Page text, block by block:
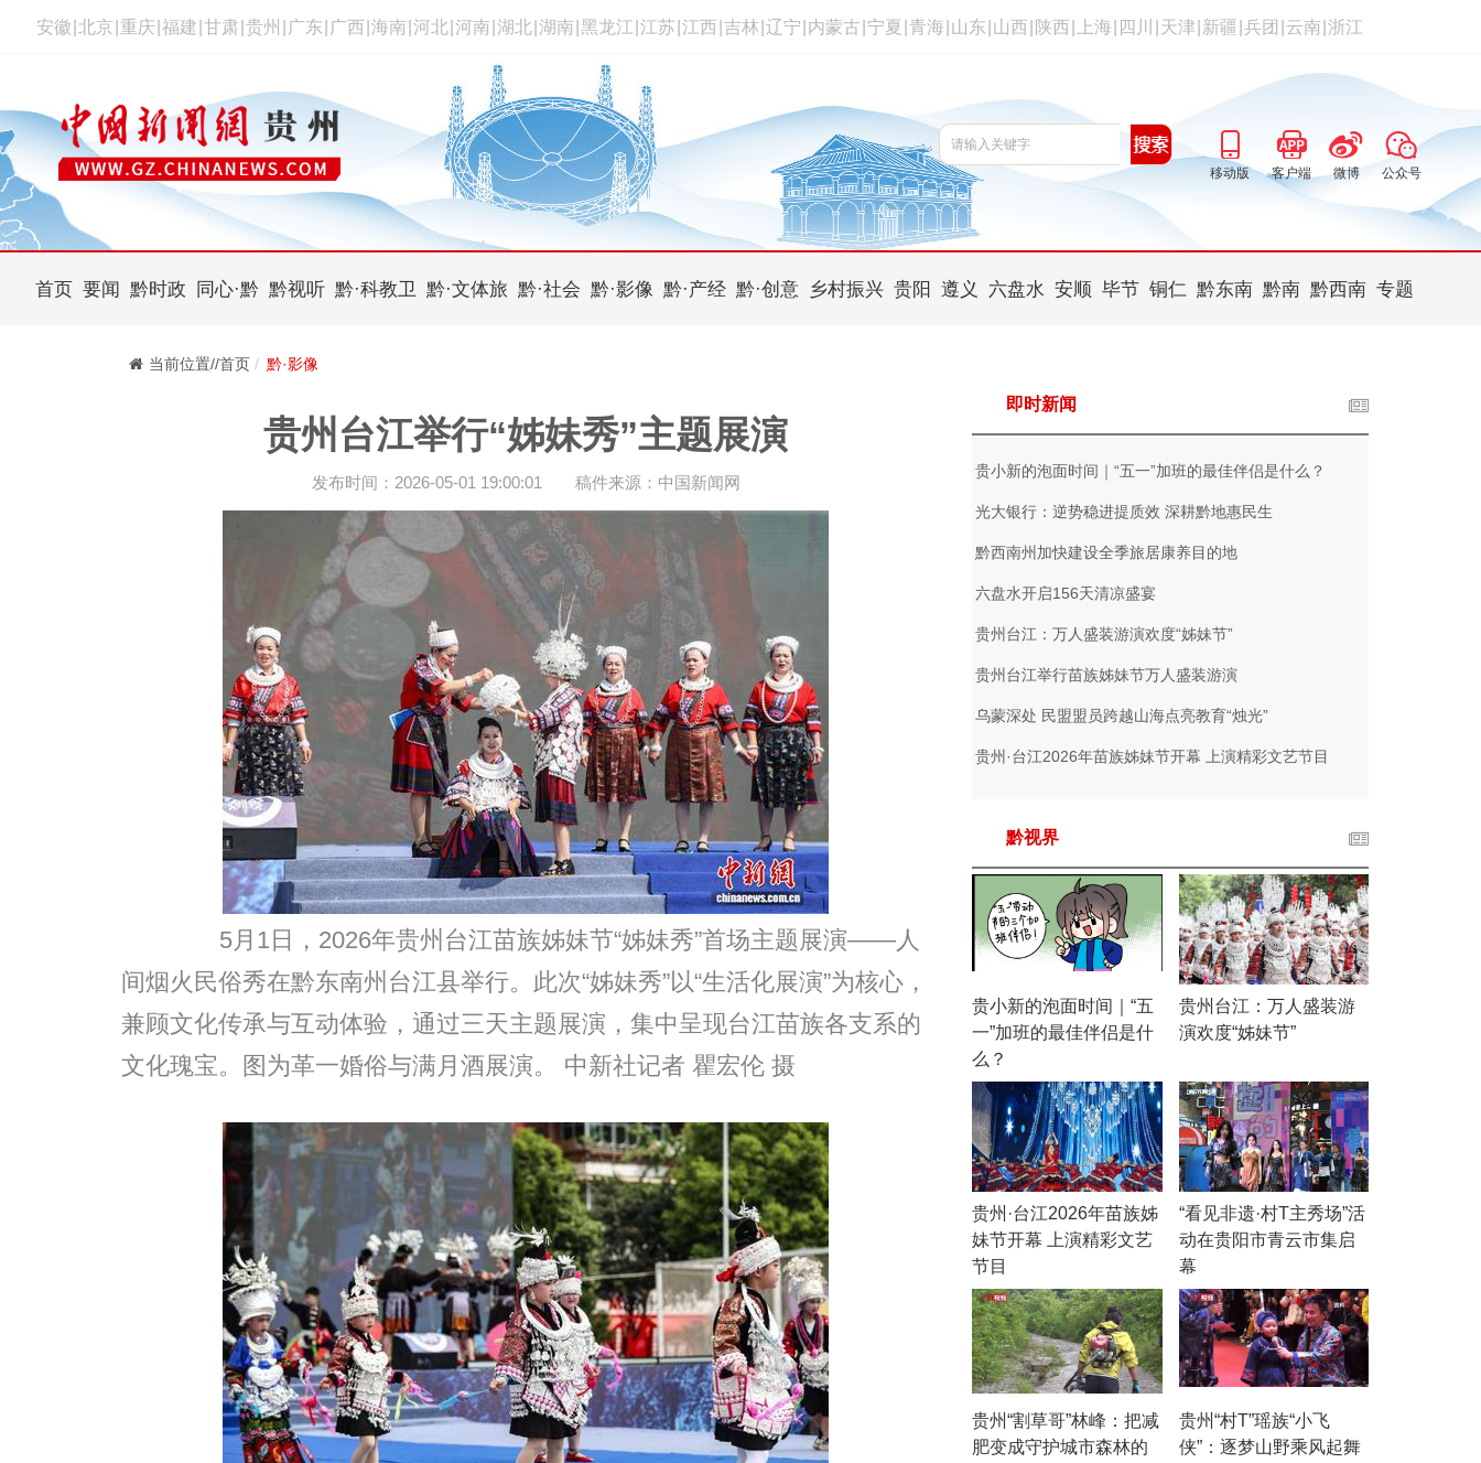
安徽 北京 重庆 福建 甘肃 贵州 广东 广西 海南 河北 河南 湖北 湖南 黑龙江 江苏 江西 吉林 辽宁 内蒙古 宁夏 青海 山东 山西 陕西 上海 四川 天津 新疆 兵团 云南 浙江
移动版 客户端 微博 公众号
首页 要闻 黔时政 同心·黔 黔视听 黔·科教卫 黔·文体旅 黔·社会 黔·影像 黔·产经 黔·创意 乡村振兴 贵阳 遵义 六盘水 安顺 毕节 铜仁 黔东南 黔南 黔西南 专题
当前位置//首页 黔·影像
贵州台江举行“姊妹秀”主题展演
发布时间：2026-05-01 19:00:01 稿件来源：中国新闻网
5月1日，2026年贵州台江苗族姊妹节“姊妹秀”首场主题展演——人
间烟火民俗秀在黔东南州台江县举行。此次“姊妹秀”以“生活化展演”为核心，
兼顾文化传承与互动体验，通过三天主题展演，集中呈现台江苗族各支系的
文化瑰宝。图为革一婚俗与满月酒展演。 中新社记者 瞿宏伦 摄
即时新闻
贵小新的泡面时间｜“五一”加班的最佳伴侣是什么？
光大银行：逆势稳进提质效 深耕黔地惠民生
黔西南州加快建设全季旅居康养目的地
六盘水开启156天清凉盛宴
贵州台江：万人盛装游演欢度“姊妹节”
贵州台江举行苗族姊妹节万人盛装游演
乌蒙深处 民盟盟员跨越山海点亮教育“烛光”
贵州·台江2026年苗族姊妹节开幕 上演精彩文艺节目
黔视界
贵小新的泡面时间｜“五
一”加班的最佳伴侣是什
么？
贵州台江：万人盛装游
演欢度“姊妹节”
贵州·台江2026年苗族姊
妹节开幕 上演精彩文艺
节目
“看见非遗·村T主秀场”活
动在贵阳市青云市集启
幕
贵州“割草哥”林峰：把减
肥变成守护城市森林的
贵州“村T”瑶族“小飞
侠”：逐梦山野乘风起舞